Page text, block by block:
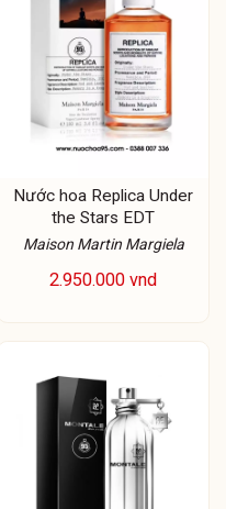
Nước hoa Replica Under
the Stars EDT
Maison Martin Margiela
2.950.000 vnd